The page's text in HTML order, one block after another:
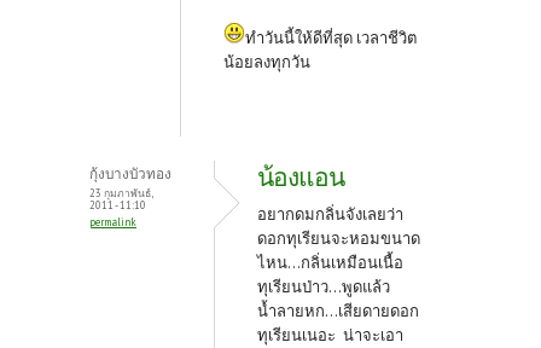
ทำวันนี้ให้ดีที่สุด เวลาชีวิต
น้อยลงทุกวัน
กุ้งบางบัวทอง
23 กุมภาพันธ์,
2011 - 11:10
permalink
น้องแอน
อยากดมกลิ่นจังเลยว่า
ดอกทุเรียนจะหอมขนาด
ไหน...กลิ่นเหมือนเนื้อ
ทุเรียนป่าว...พูดแล้ว
น้ำลายหก...เสียดายดอก
ทุเรียนเนอะ น่าจะเอา